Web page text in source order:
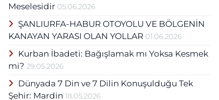
Meselesidir 05.06.2026
ŞANLIURFA-HABUR OTOYOLU VE BÖLGENİN
KANAYAN YARASI OLAN YOLLAR 01.06.2026
Kurban İbadeti: Bağışlamak mı Yoksa Kesmek
mi? 29.05.2026
Dünyada 7 Din ve 7 Dilin Konuşulduğu Tek
Şehir: Mardin 18.05.2026